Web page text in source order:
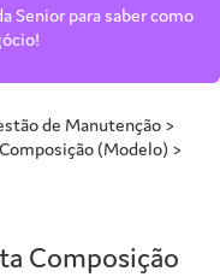
Senior para saber como
de Manutenção >
Composição (Modelo) >
Composição